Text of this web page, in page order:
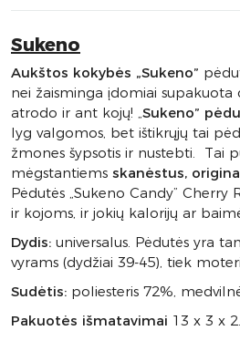
Sukeno
Aukštos kokybės „Sukeno”
nei žaisminga įdomiai supakuota
atrodo ir ant kojų! „Sukeno”
lyg valgomos, bet ištikrųjų tai
žmones šypsotis ir nustebti. Tai
mėgstantiems skanėstus,
Pėdutės „Sukeno Candy” Cherry
ir kojoms, ir jokių kalorijų ar
Dydis: universalus. Pėdutės yra
vyrams (dydžiai 39-45), tiek
Sudėtis: poliesteris 72%,
Pakuotės išmatavimai 13 x 3 x